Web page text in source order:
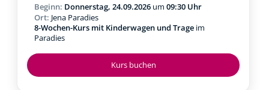
Kurs buchen
Beginn: Donnerstag, 24.09.2026 um 09:30 Uhr
Ort: Jena Paradies
8-Wochen-Kurs mit Kinderwagen und Trage im
Paradies